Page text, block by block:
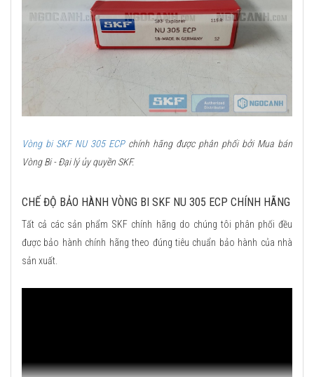
Vòng bi SKF NU 305 ECPchính hãng được phân phối bởi Mua bán
Vòng Bi - Đại lý ủy quyền SKF.
CHẾ ĐỘ BẢO HÀNH VÒNG BI SKF NU 305 ECP CHÍNH HÃNG
Tất cả các sản phẩm SKF chính hãng do chúng tôi phân phối đều
được bảo hành chính hãng theo đúng tiêu chuẩn bảo hành của nhà
sản xuất.